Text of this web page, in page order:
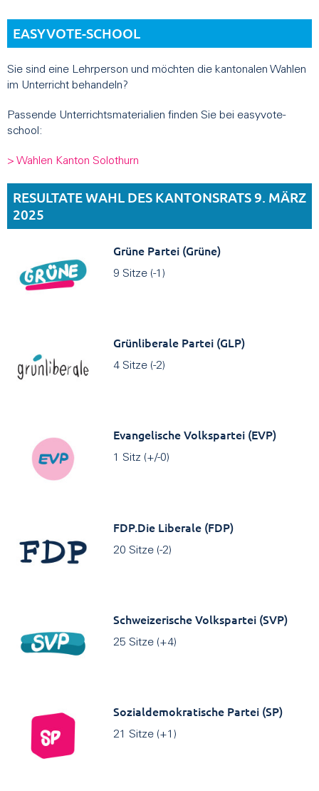
EASYVOTE-SCHOOL
Sie sind eine Lehrperson und möchten die kantonalen Wahlen
im Unterricht behandeln?
Passende Unterrichtsmaterialien finden Sie bei easyvote-
school:
> Wahlen Kanton Solothurn
RESULTATE WAHL DES KANTONSRATS 9. MÄRZ
2025
Grüne Partei (Grüne)
9 Sitze (-1)
Grünliberale Partei (GLP)
4 Sitze (-2)
Evangelische Volkspartei (EVP)
1 Sitz (+/-0)
FDP.Die Liberale (FDP)
20 Sitze (-2)
Schweizerische Volkspartei (SVP)
25 Sitze (+4)
Sozialdemokratische Partei (SP)
21 Sitze (+1)